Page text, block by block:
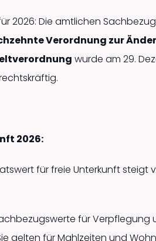
2026: Die amtlichen
Verordnung zur
wurde am 29.
2026:
für freie Unterkunft steigt
für Verpflegung
gelten für Mahlzeiten und